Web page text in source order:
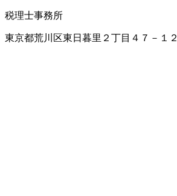
税理士事務所
東京都荒川区東日暮里２丁目４７－１２